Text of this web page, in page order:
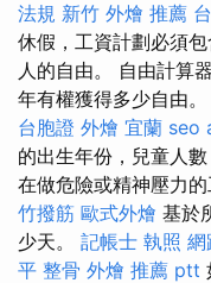
法規 新竹 外燴 推薦
休假，工資計劃必須
人的自由。 自由計算
年有權獲得多少自由。
台胞證 外燴 宜蘭 seo
的出生年份，兒童人
在做危險或精神壓力的
竹撥筋 歐式外燴 基於
少天。 記帳士 執照 網
平 整骨 外燴 推薦 ptt